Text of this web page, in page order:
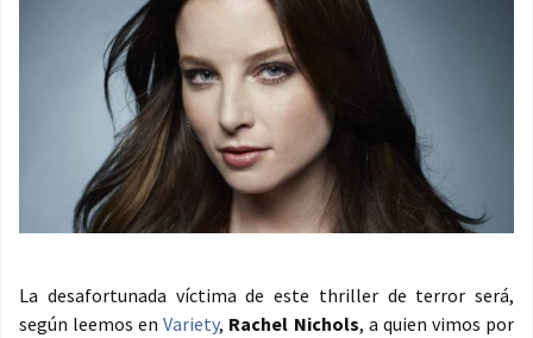
La desafortunada víctima de este thriller de terror será,
según leemos enVariety, Rachel Nichols, a quien vimos por